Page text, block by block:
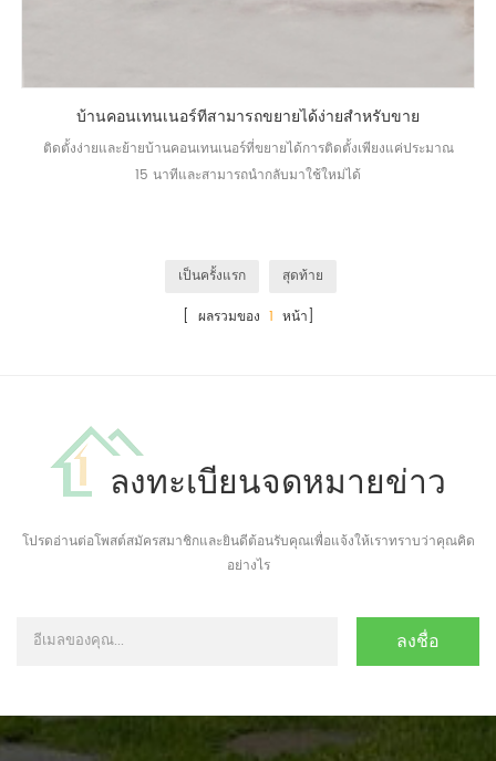
บ้านคอนเทนเนอร์ที่สามารถขยายได้ง่ายสำหรับขาย
ติดตั้งง่ายและย้ายบ้านคอนเทนเนอร์ที่ขยายได้การติดตั้งเพียงแค่ประมาณ
15 นาทีและสามารถนำกลับมาใช้ใหม่ได้
เป็นครั้งแรก
สุดท้าย
[ ผลรวมของ 1 หน้า]
ลงทะเบียนจดหมายข่าว
โปรดอ่านต่อโพสต์สมัครสมาชิกและยินดีต้อนรับคุณเพื่อแจ้งให้เราทราบว่าคุณคิด
อย่างไร